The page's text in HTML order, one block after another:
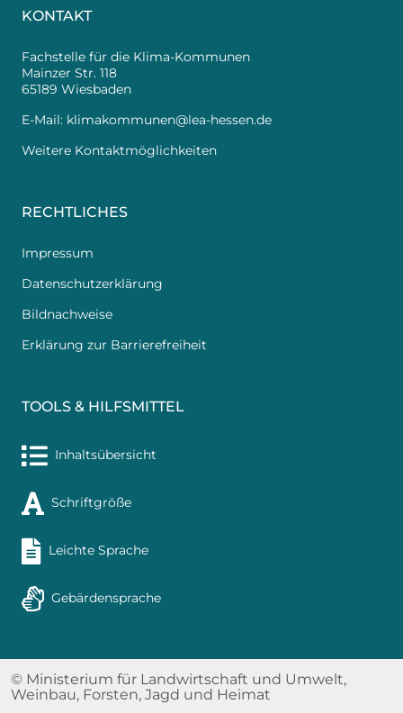
KONTAKT
Fachstelle für die Klima-Kommunen
Mainzer Str. 118
65189 Wiesbaden
E-Mail: klimakommunen@lea-hessen.de
Weitere Kontaktmöglichkeiten
RECHTLICHES
Impressum
Datenschutzerklärung
Bildnachweise
Erklärung zur Barrierefreiheit
TOOLS & HILFSMITTEL
Inhaltsübersicht
Schriftgröße
Leichte Sprache
Gebärdensprache
© Ministerium für Landwirtschaft und Umwelt,
Weinbau, Forsten, Jagd und Heimat